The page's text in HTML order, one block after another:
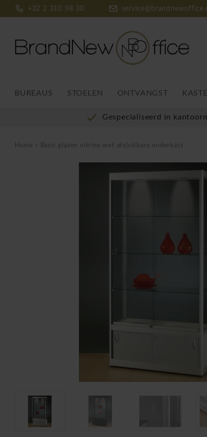
+32 2 310 98 30
BUREAUS STOELEN ONTVANGST
Gespecialiseerd in
Home Basic glazen vitrine met afsluitbare onderkast